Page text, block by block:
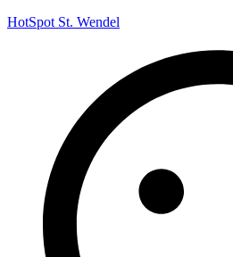
HotSpot St. Wendel